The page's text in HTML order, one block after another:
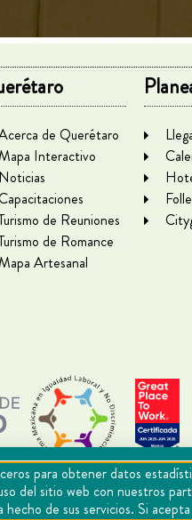
de Querétaro
Interactivo
Noticias
de Reuniones
de Romance
Artesanal
para obtener datos
del sitio web con nuestros
de sus servicios. Si